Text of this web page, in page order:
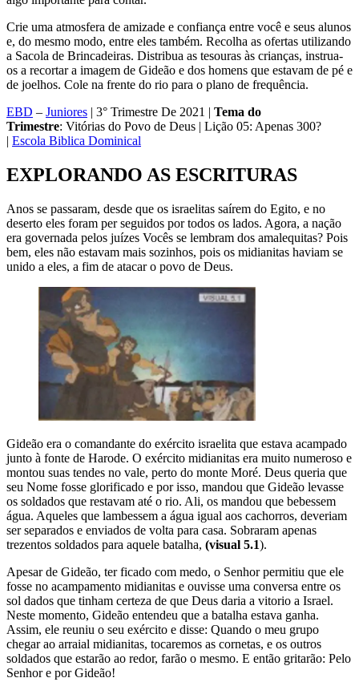
Crie uma atmosfera de amizade e confiança entre você e seus alunos
e, do mesmo modo, entre eles também. Recolha as ofertas utilizando
a Sacola de Brincadeiras. Distribua as tesouras às crianças, instrua-
os a recortar a imagem de Gideão e dos homens que estavam de pé e
de joelhos. Cole na frente do rio para o plano de frequência.
EBD – Juniores | 3° Trimestre De 2021 | Tema do
Trimestre: Vitórias do Povo de Deus | Lição 05: Apenas 300?
| Escola Biblica Dominical
EXPLORANDO AS ESCRITURAS
Anos se passaram, desde que os israelitas saírem do Egito, e no
deserto eles foram per seguidos por todos os lados. Agora, a nação
era governada pelos juízes Vocês se lembram dos amalequitas? Pois
bem, eles não estavam mais sozinhos, pois os midianitas haviam se
unido a eles, a fim de atacar o povo de Deus.
Gideão era o comandante do exército israelita que estava acampado
junto à fonte de Harode. O exército midianitas era muito numeroso e
montou suas tendes no vale, perto do monte Moré. Deus queria que
seu Nome fosse glorificado e por isso, mandou que Gideão levasse
os soldados que restavam até o rio. Ali, os mandou que bebessem
água. Aqueles que lambessem a água igual aos cachorros, deveriam
ser separados e enviados de volta para casa. Sobraram apenas
trezentos soldados para aquele batalha, (visual 5.1).
Apesar de Gideão, ter ficado com medo, o Senhor permitiu que ele
fosse no acampamento midianitas e ouvisse uma conversa entre os
sol dados que tinham certeza de que Deus daria a vitorio a Israel.
Neste momento, Gideão entendeu que a batalha estava ganha.
Assim, ele reuniu o seu exército e disse: Quando o meu grupo
chegar ao arraial midianitas, tocaremos as cornetas, e os outros
soldados que estarão ao redor, farão o mesmo. E então gritarão: Pelo
Senhor e por Gideão!